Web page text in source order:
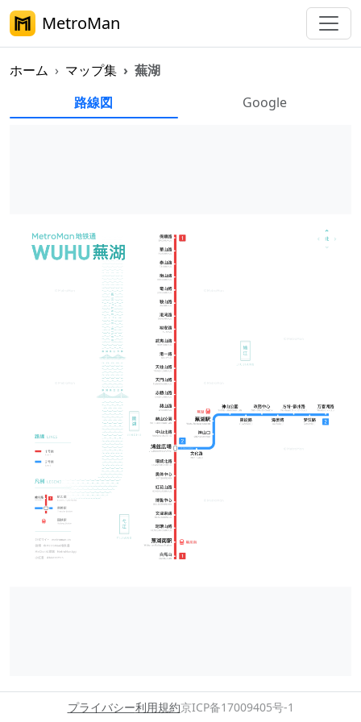
MetroMan
ホーム マップ集 蕪湖
蕪湖地下鉄マップ集
路線図 Google
プライバシー利用規約京ICP备17009405号-1